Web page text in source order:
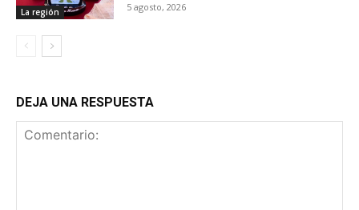
La región 5 agosto, 2026
DEJA UNA RESPUESTA